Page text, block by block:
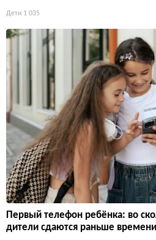
Дети 1 035
Первый телефон ребёнка: во
дители сдаются раньше времени